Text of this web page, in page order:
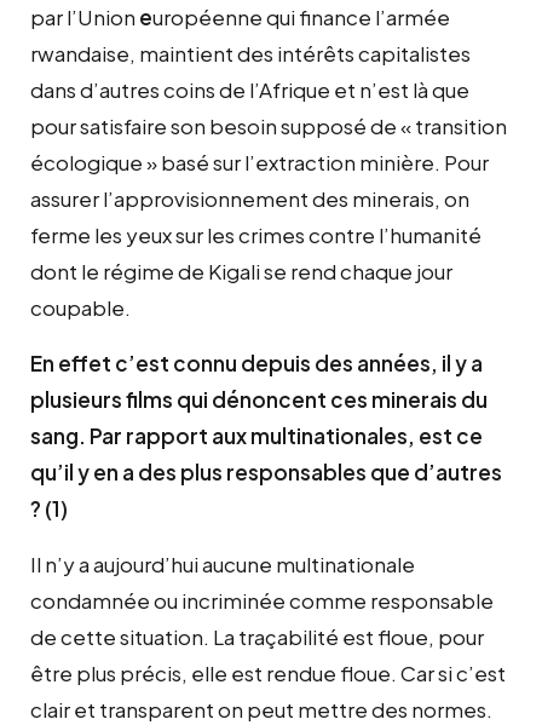
par l’Union européenne qui finance l’armée
rwandaise, maintient des intérêts capitalistes
dans d’autres coins de l’Afrique et n’est là que
pour satisfaire son besoin supposé de « transition
écologique » basé sur l’extraction minière. Pour
assurer l’approvisionnement des minerais, on
ferme les yeux sur les crimes contre l’humanité
dont le régime de Kigali se rend chaque jour
coupable.
En effet c’est connu depuis des années, il y a
plusieurs films qui dénoncent ces minerais du
sang. Par rapport aux multinationales, est ce
qu’il y en a des plus responsables que d’autres
? (1)
Il n’y a aujourd’hui aucune multinationale
condamnée ou incriminée comme responsable
de cette situation. La traçabilité est floue, pour
être plus précis, elle est rendue floue. Car si c’est
clair et transparent on peut mettre des normes.